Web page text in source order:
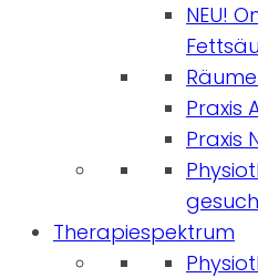
NEU!
Praxis
Praxis
Therapiespektrum